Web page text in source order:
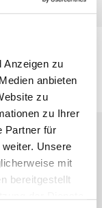
Anzeigen zu
anbieten
zu
zu Ihrer
Partner für
Unsere
mit
bereitgestellt
y